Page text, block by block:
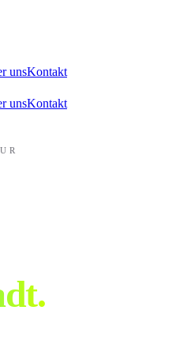
unsKontakt
unsKontakt